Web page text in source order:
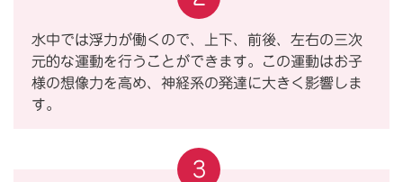
水中では浮力が働くので、上下、前後、左右の三次
元的な運動を行うことができます。この運動はお子
様の想像力を高め、神経系の発達に大きく影響しま
す。
3